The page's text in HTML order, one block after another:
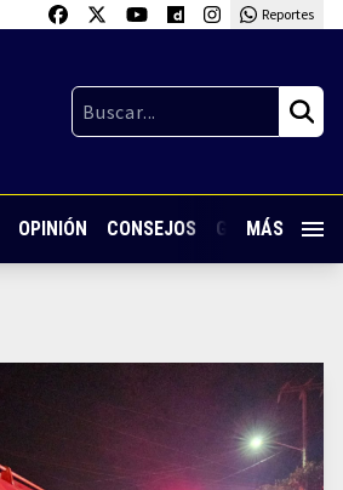
Reportes
OPINIÓN CONSEJOS GUARDIA
MÁS